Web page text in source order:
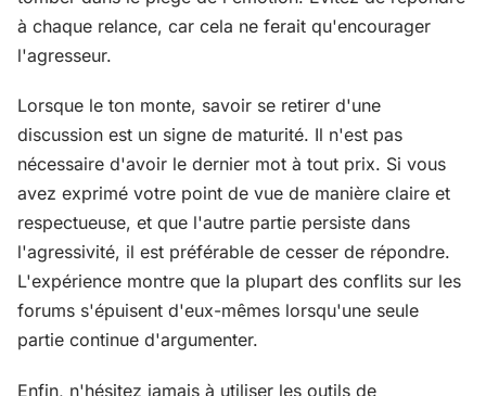
à chaque relance, car cela ne ferait qu'encourager
l'agresseur.
Lorsque le ton monte, savoir se retirer d'une
discussion est un signe de maturité. Il n'est pas
nécessaire d'avoir le dernier mot à tout prix. Si vous
avez exprimé votre point de vue de manière claire et
respectueuse, et que l'autre partie persiste dans
l'agressivité, il est préférable de cesser de répondre.
L'expérience montre que la plupart des conflits sur les
forums s'épuisent d'eux-mêmes lorsqu'une seule
partie continue d'argumenter.
Enfin, n'hésitez jamais à utiliser les outils de